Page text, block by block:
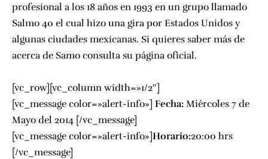
profesional a los 18 años en 1993 en un grupo llamado
Salmo 40 el cual hizo una gira por Estados Unidos y
algunas ciudades mexicanas. Si quieres saber más de
acerca de Samo consulta su página oficial.
[vc_row][vc_column width=»1/2″]
[vc_message color=»alert-info»] Fecha: Miércoles 7 de
Mayo del 2014 [/vc_message]
[vc_message color=»alert-info»]Horario:20:00 hrs
[/vc_message]